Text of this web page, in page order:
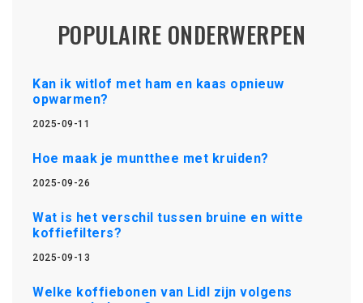
POPULAIRE ONDERWERPEN
Kan ik witlof met ham en kaas opnieuw
opwarmen?
2025-09-11
Hoe maak je muntthee met kruiden?
2025-09-26
Wat is het verschil tussen bruine en witte
koffiefilters?
2025-09-13
Welke koffiebonen van Lidl zijn volgens